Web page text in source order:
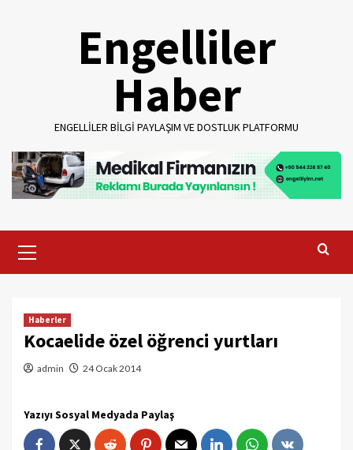
Engelliler
Haber
ENGELLILER BILGI PAYLAŞIM VE DOSTLUK PLATFORMU
Menu
Haberler
Kocaelide özel öğrenci yurtları
admin 24 Ocak 2014
Yazıyı Sosyal Medyada Paylaş